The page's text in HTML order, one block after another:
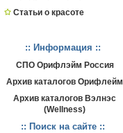
Статьи о красоте
:: Информация ::
СПО Орифлэйм Россия
Архив каталогов Орифлейм
Архив каталогов Вэлнэс
(Wellness)
:: Поиск на сайте ::